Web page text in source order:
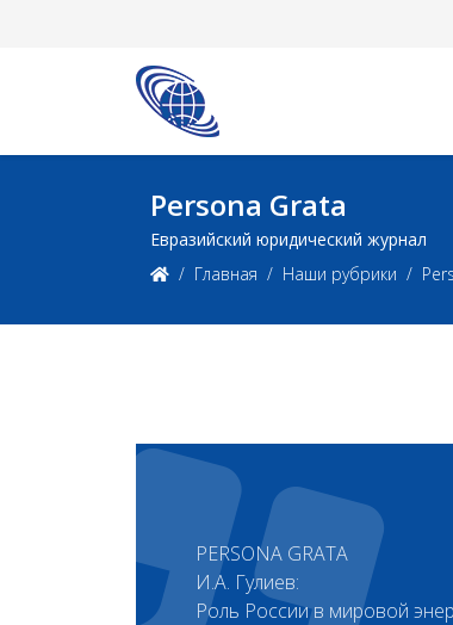
Persona Grata
Евразийский юридический журнал
Главная
Наши рубрики
PERSONA GRATA
И. А. Гулиев:
Роль России в мировой